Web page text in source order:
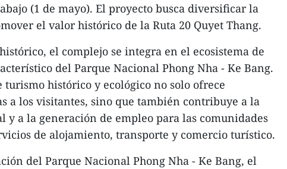
(1 de mayo). El proyecto busca diversificar la
el valor histórico de la Ruta 20 Quyet Thang.
el complejo se integra en el ecosistema de
del Parque Nacional Phong Nha - Ke Bang.
turismo histórico y ecológico no solo ofrece
a los visitantes, sino que también contribuye a la
y a la generación de empleo para las comunidades
de alojamiento, transporte y comercio turístico.
del Parque Nacional Phong Nha - Ke Bang, el